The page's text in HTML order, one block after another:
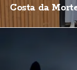
Costa da